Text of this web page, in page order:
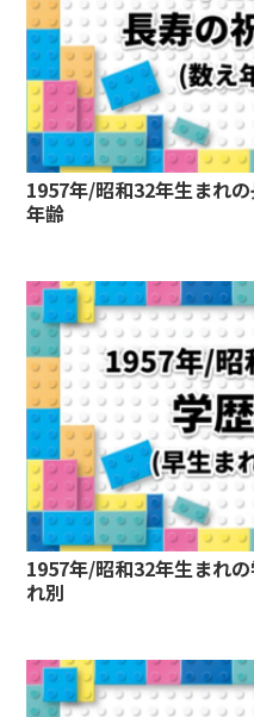
1957年/昭和32年生まれ
年齢
1957年/昭和32年生まれ
れ別